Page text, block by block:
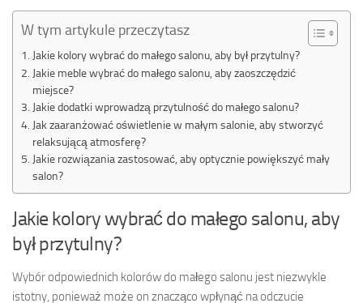
W tym artykule przeczytasz
Jakie kolory wybrać do małego salonu, aby był przytulny?
Jakie meble wybrać do małego salonu, aby zaoszczędzić
miejsce?
Jakie dodatki wprowadzą przytulność do małego salonu?
Jak zaaranżować oświetlenie w małym salonie, aby stworzyć
relaksującą atmosferę?
Jakie rozwiązania zastosować, aby optycznie powiększyć mały
salon?
Jakie kolory wybrać do małego salonu, aby
był przytulny?
Wybór odpowiednich kolorów do małego salonu jest niezwykle
istotny, ponieważ może on znacząco wpłynąć na odczucie